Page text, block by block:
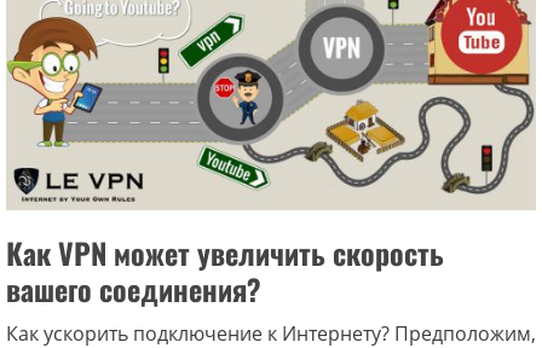
Как VPN может увеличить скорость
вашего соединения?
Как ускорить подключение к Интернету? Предположим,